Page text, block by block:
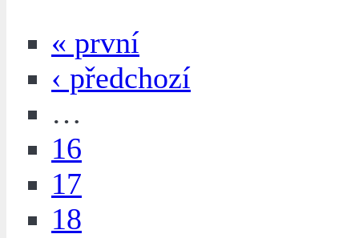
« první
‹ předchozí
…
16
17
18